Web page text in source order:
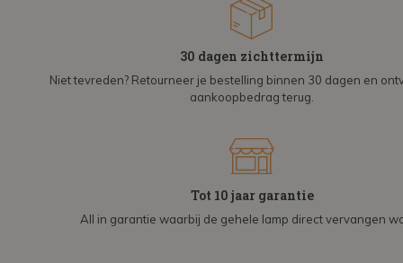
30 dagen zichttermijn
Niet tevreden? Retourneer je bestelling binnen 30 dagen en
aankoopbedrag terug.
Tot 10 jaar garantie
All in garantie waarbij de gehele lamp direct vervangen